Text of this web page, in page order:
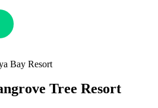
Tree Resort